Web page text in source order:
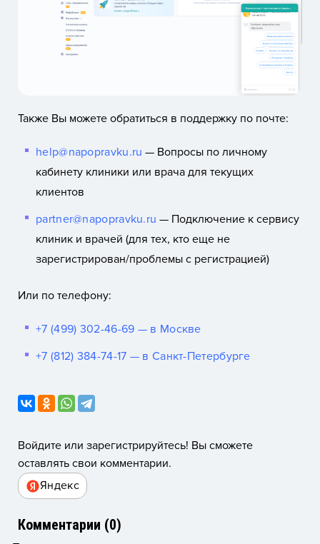
Также Вы можете обратиться в поддержку по почте:
help@napopravku.ru — Вопросы по личному
кабинету клиники или врача для текущих
клиентов
partner@napopravku.ru — Подключение к сервису
клиник и врачей (для тех, кто еще не
зарегистрирован/проблемы с регистрацией)
Или по телефону:
+7 (499) 302-46-69 — в Москве
+7 (812) 384-74-17 — в Санкт-Петербурге
Войдите или зарегистрируйтесь! Вы сможете
оставлять свои комментарии.
Яндекс
Комментарии (0)